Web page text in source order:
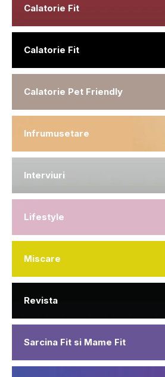
Calatorie Fit
Calatorie Fit
Calatorie Pet Friendly
Infrumusetare
Interviuri
Lifestyle
Miscare
Revista
Sarcina Fit si Mame Fit